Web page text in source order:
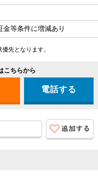
金等条件に増減あり
先となります。
こちらから
電話する